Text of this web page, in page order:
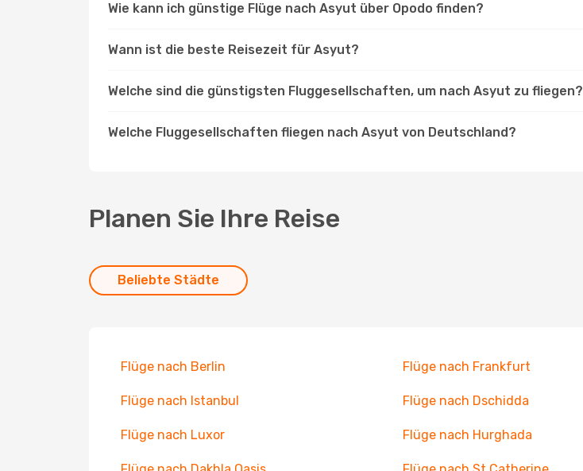
Wie kann ich günstige Flüge nach Asyut über Opodo finden?
Wann ist die beste Reisezeit für Asyut?
Welche sind die günstigsten Fluggesellschaften, um nach Asyut zu fliegen?
Welche Fluggesellschaften fliegen nach Asyut von Deutschland?
Planen Sie Ihre Reise
Beliebte Städte
Flüge nach Berlin Flüge nach Frankfurt
Flüge nach Istanbul Flüge nach Dschidda
Flüge nach Luxor Flüge nach Hurghada